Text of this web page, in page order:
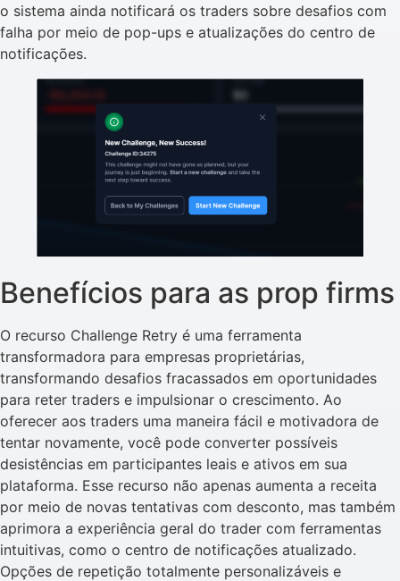
o sistema ainda notificará os traders sobre desafios com
falha por meio de pop-ups e atualizações do centro de
notificações.
Benefícios para as prop firms
O recurso Challenge Retry é uma ferramenta
transformadora para empresas proprietárias,
transformando desafios fracassados em oportunidades
para reter traders e impulsionar o crescimento. Ao
oferecer aos traders uma maneira fácil e motivadora de
tentar novamente, você pode converter possíveis
desistências em participantes leais e ativos em sua
plataforma. Esse recurso não apenas aumenta a receita
por meio de novas tentativas com desconto, mas também
aprimora a experiência geral do trader com ferramentas
intuitivas, como o centro de notificações atualizado.
Opções de repetição totalmente personalizáveis e